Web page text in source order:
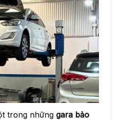
trong những gara bảo